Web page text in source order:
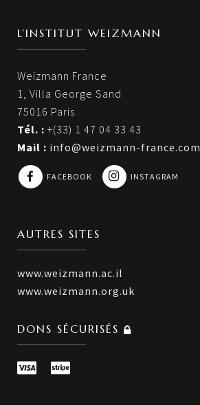
L’INSTITUT WEIZMANN
Weizmann France
1, Villa George Sand
75016 Paris
Tél. : +(33) 1 47 04 33 43
Mail : info@weizmann-france.com
FACEBOOK INSTAGRAM
AUTRES SITES
www.weizmann.ac.il
www.weizmann.org.uk
DONS SÉCURISÉS